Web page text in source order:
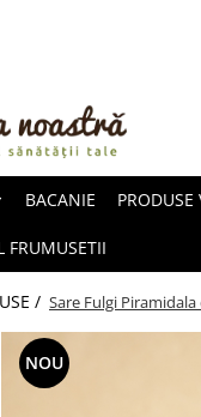
MIERE
BACANIE PRODUSE
FRUMUSETII
/ Sare Fulgi
NOU